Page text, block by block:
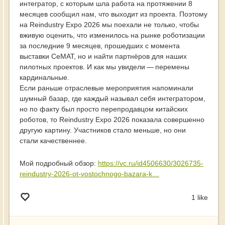
интегратор, с которым шла работа на протяжении 8
месяцев сообщил нам, что выходит из проекта. Поэтому
на Reindustry Expo 2026 мы поехали не только, чтобы
вживую оценить, что изменилось на рынке роботизации
за последние 9 месяцев, прошедших с момента
выставки СеМAT, но и найти партнёров для наших
пилотных проектов. И как мы увидели — перемены
кардинальные.
Если раньше отраслевые мероприятия напоминали
шумный базар, где каждый называл себя интегратором,
но по факту был просто перепродавцом китайских
роботов, то Reindustry Expo 2026 показала совершенно
другую картину. Участников стало меньше, но они
стали качественнее.
Мой подробный обзор: https://vc.ru/id4506630/3026735-
reindustry-2026-ot-vostochnogo-bazara-k…
1 like